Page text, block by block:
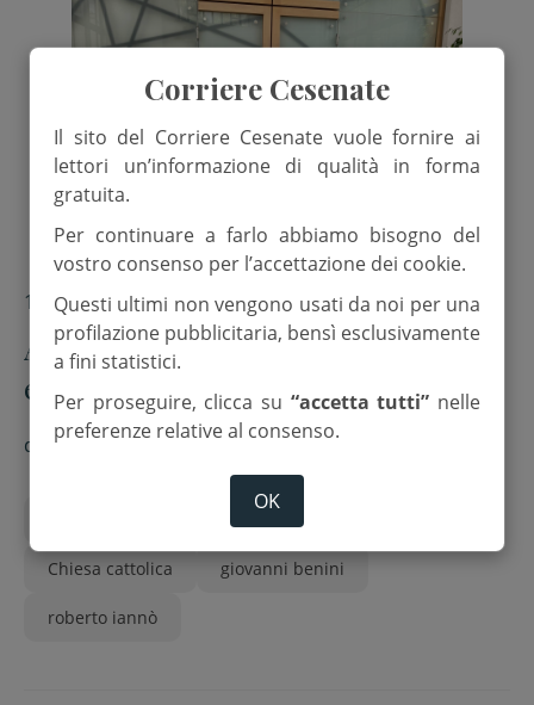
17 Aprile 2025
Al via il Bibbia Festival 2025: la gioia
e l’incontro al centro della decima
edizione
di Caterina Garaffoni
chiesa avventista del settimo giorno
Chiesa cattolica giovanni benini
roberto iannò
Corriere Cesenate
Il sito del Corriere Cesenate vuole fornire ai
lettori un’informazione di qualità in forma
gratuita.
Per continuare a farlo abbiamo bisogno del
vostro consenso per l’accettazione dei cookie.
Questi ultimi non vengono usati da noi per una
profilazione pubblicitaria, bensì esclusivamente
a fini statistici.
Per proseguire, clicca su “accetta tutti” nelle
preferenze relative al consenso.
OK